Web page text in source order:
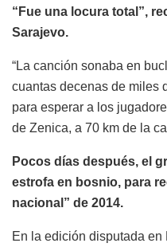
“Fue una locura total”,
Sarajevo.
“La canción sonaba en
cuantas decenas de miles
para esperar a los
de Zenica, a 70 km de la
Pocos días después, el
estrofa en bosnio, para
nacional” de 2014.
En la edición disputada